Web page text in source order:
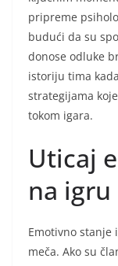
pripreme
budući da su
donose odluke
istoriju tima
strategijama
tokom igara.
Uticaj
na igru
Emotivno stanje
meča. Ako su